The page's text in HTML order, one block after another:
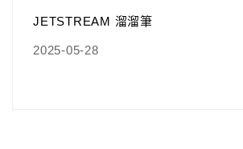
JETSTREAM 溜溜筆
2025-05-28